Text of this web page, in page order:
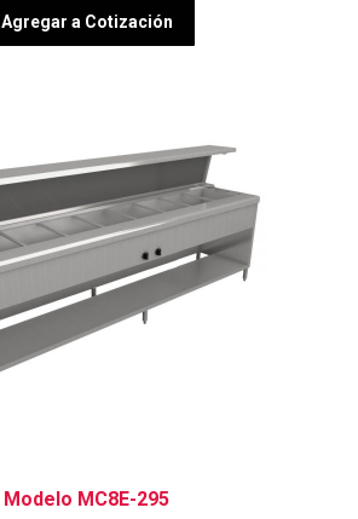
Agregar a Cotización
Modelo MC8E-295